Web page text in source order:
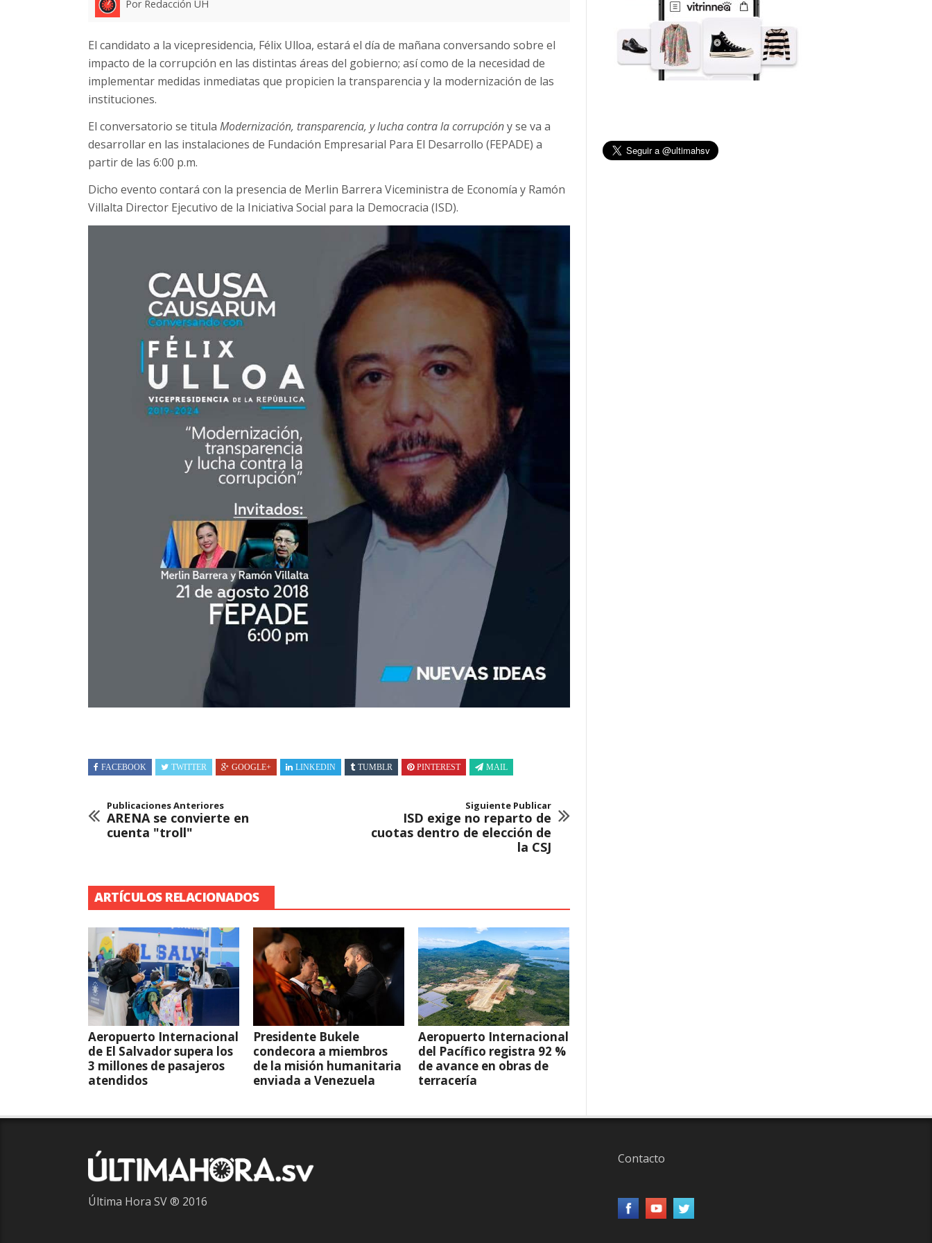
Por Redacción UH
El candidato a la vicepresidencia, Félix Ulloa, estará el día de mañana conversando sobre el
impacto de la corrupción en las distintas áreas del gobierno; así como de la necesidad de
implementar medidas inmediatas que propicien la transparencia y la modernización de las
instituciones.
El conversatorio se titula Modernización, transparencia, y lucha contra la corrupcióny se va a
desarrollar en las instalaciones de Fundación Empresarial Para El Desarrollo (FEPADE) a
partir de las 6:00 p.m.
Dicho evento contará con la presencia de Merlin Barrera Viceministra de Economía y Ramón
Villalta Director Ejecutivo de la Iniciativa Social para la Democracia (ISD).
FACEBOOK TWITTER GOOGLE+ LINKEDIN TUMBLR PINTEREST MAIL
Publicaciones Anteriores
ARENA se convierte en
cuenta "troll"
Siguiente Publicar
ISD exige no reparto de
cuotas dentro de elección de
la CSJ
ARTÍCULOS RELACIONADOS
Aeropuerto Internacional
de El Salvador supera los
3 millones de pasajeros
atendidos
Presidente Bukele
condecora a miembros
de la misión humanitaria
enviada a Venezuela
Aeropuerto Internacional
del Pacífico registra 92 %
de avance en obras de
terracería
Última Hora SV ® 2016
Contacto